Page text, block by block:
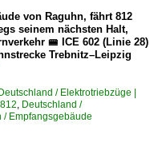
von Raguhn, fährt 812
seinem nächsten Halt,
🚝 ICE 602 (Linie 28)
Trebnitz–Leipzig
/ Elektrotriebzüge |
, Deutschland /
/ Empfangsgebäude